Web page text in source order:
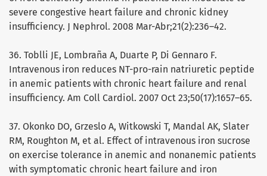
severe congestive heart failure and chronic kidney
insufficiency. J Nephrol. 2008 Mar-Abr;21(2):236–42.
36. Toblli JE, Lombraña A, Duarte P, Di Gennaro F.
Intravenous iron reduces NT-pro-rain natriuretic peptide
in anemic patients with chronic heart failure and renal
insufficiency. Am Coll Cardiol. 2007 Oct 23;50(17):1657–65.
37. Okonko DO, Grzeslo A, Witkowski T, Mandal AK, Slater
RM, Roughton M, et al. Effect of intravenous iron sucrose
on exercise tolerance in anemic and nonanemic patients
with symptomatic chronic heart failure and iron